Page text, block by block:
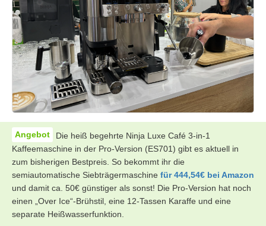
Die heiß begehrte Ninja Luxe Café 3-in-1
Kaffeemaschine in der Pro-Version (ES701) gibt es aktuell in
zum bisherigen Bestpreis. So bekommt ihr die
semiautomatische Siebträgermaschine für 444,54€ bei Amazon
und damit ca. 50€ günstiger als sonst! Die Pro-Version hat noch
einen „Over Ice“-Brühstil, eine 12-Tassen Karaffe und eine
separate Heißwasserfunktion.